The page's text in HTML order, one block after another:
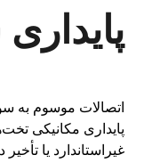
اتصالات موسوم به
پایداری مکانیکی
غیراستاندارد یا